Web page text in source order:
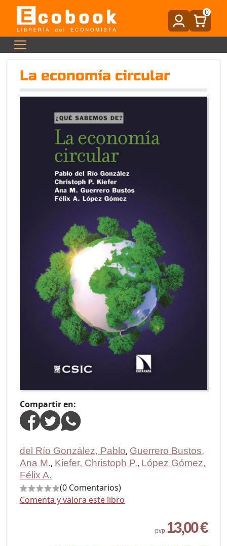
0
La economía circular
Compartir en:
del Río González, Pablo, Guerrero Bustos,
Ana M., Kiefer, Christoph P., López Gómez,
Félix A.
(0 Comentarios)
Comenta y valora este libro
pvp. 13,00 €